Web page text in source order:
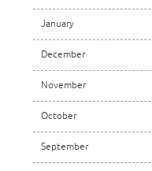
January
December
November
October
September